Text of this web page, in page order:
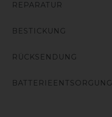
REPARATUR
BESTICKUNG
RÜCKSENDUNG
BATTERIEENTSORGUNG